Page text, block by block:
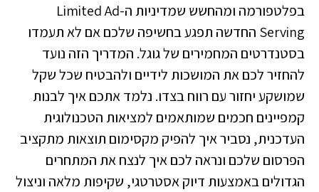
בפלטפורמה ומהחשש שמדיניות ה-Limited Ad
Serving החדשה תפגע בחשיפה שלכם אם לא תעמדו
בסטנדרטים המחמירים של גוגל. המדריך הזה נועד
להחזיר לכם את המושכות לידיים ולהבטיח שכל שקל
שמושקע יחזור עם רווח בצדו. נלמד אתכם איך לבנות
קמפיינים חכמים שמותאמים למציאות הטכנולוגית
העדכנית, נסביר איך להפיק מקסימום תוצאות מתקציב
הפרסום שלכם ונראה לכם איך לנצח את המתחרים
הגדולים באמצעות דיוק אסטרטגי, שקיפות מלאה וניצול